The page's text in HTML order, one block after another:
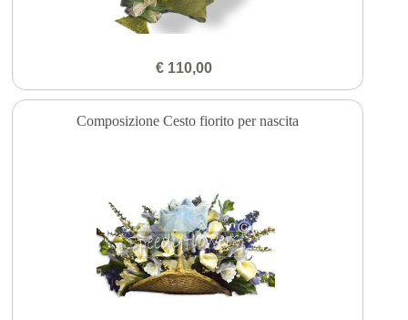
€ 110,00
Composizione Cesto fiorito per nascita